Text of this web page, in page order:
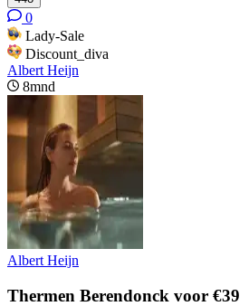
0
Lady-Sale
Discount_diva
Albert Heijn
8mnd
Albert Heijn
Thermen Berendonck voor €39